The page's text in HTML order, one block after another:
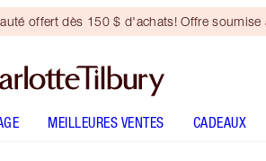
offert dès 150 $ d'achats! Offre
MEILLEURES VENTES CADEAUX